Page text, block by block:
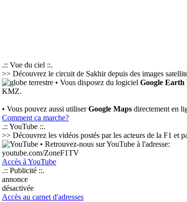
.:: Vue du ciel ::.
>> Découvrez le circuit de Sakhir depuis des images
• Vous disposez du logiciel Google Earth
KMZ.
• Vous pouvez aussi utiliserGoogle Maps directement en
Comment ça marche?
.:: YouTube ::.
>> Découvrez les vidéos postés par les acteurs de la F1 et
• Retrouvez-nous sur YouTube à l'adresse:
youtube.com/ZoneF1TV
Accès à YouTube
.:: Publicité ::.
annonce
désactivée
Accès au carnet d'adresses